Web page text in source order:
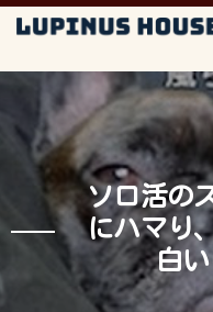
ソロ活の
にハマり
白